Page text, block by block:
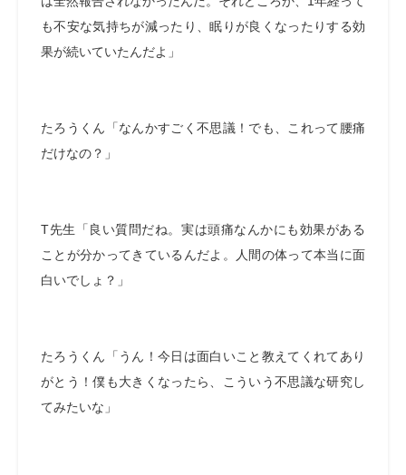
も不安な気持ちが減ったり、眠りが良くなったりする効
果が続いていたんだよ」
たろうくん「なんかすごく不思議！でも、これって腰痛
だけなの？」
T先生「良い質問だね。実は頭痛なんかにも効果がある
ことが分かってきているんだよ。人間の体って本当に面
白いでしょ？」
たろうくん「うん！今日は面白いこと教えてくれてあり
がとう！僕も大きくなったら、こういう不思議な研究し
てみたいな」